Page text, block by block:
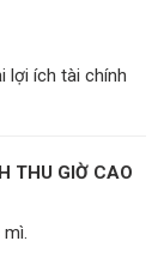
lợi ích tài chính
THU GIỜ CAO